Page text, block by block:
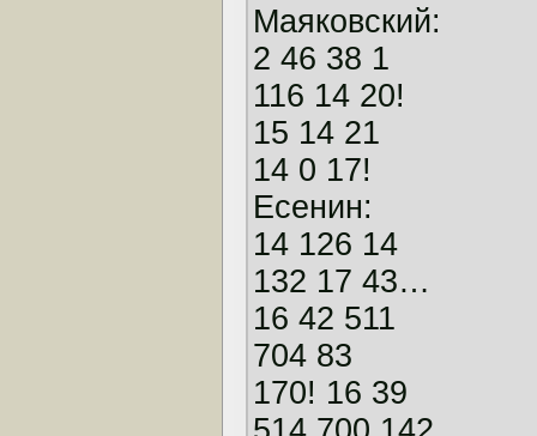
Маяковский:
2 46 38 1
116 14 20!
15 14 21
14 0 17!
Есенин:
14 126 14
132 17 43…
16 42 511
704 83
170! 16 39